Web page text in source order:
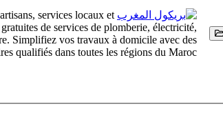
services locaux et
de services de plomberie, électricité,
Simplifiez vos travaux à domicile avec des
qualifiés dans toutes les régions du Maroc.